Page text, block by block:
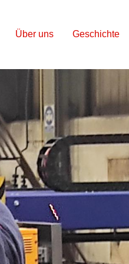
Über uns Geschichte